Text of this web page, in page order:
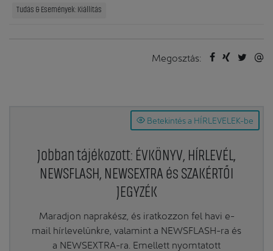
Tudás & Események: Kiállítás
Megosztás:
Betekintés a HÍRLEVELEK-be
Jobban tájékozott: ÉVKÖNYV, HÍRLEVÉL,
NEWSFLASH, NEWSEXTRA és SZAKÉRTŐI
JEGYZÉK
Maradjon naprakész, és iratkozzon fel havi e-
mail hírlevelünkre, valamint a NEWSFLASH-ra és
a NEWSEXTRA-ra. Emellett nyomtatott